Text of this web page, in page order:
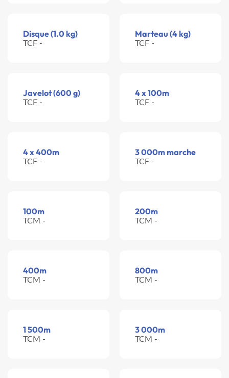
Disque (1.0 kg)
TCF -
Marteau (4 kg)
TCF -
Javelot (600 g)
TCF -
4 x 100m
TCF -
4 x 400m
TCF -
3 000m marche
TCF -
100m
TCM -
200m
TCM -
400m
TCM -
800m
TCM -
1 500m
TCM -
3 000m
TCM -